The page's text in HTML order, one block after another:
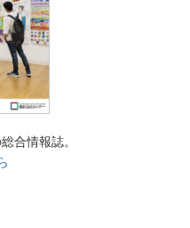
合情報誌。